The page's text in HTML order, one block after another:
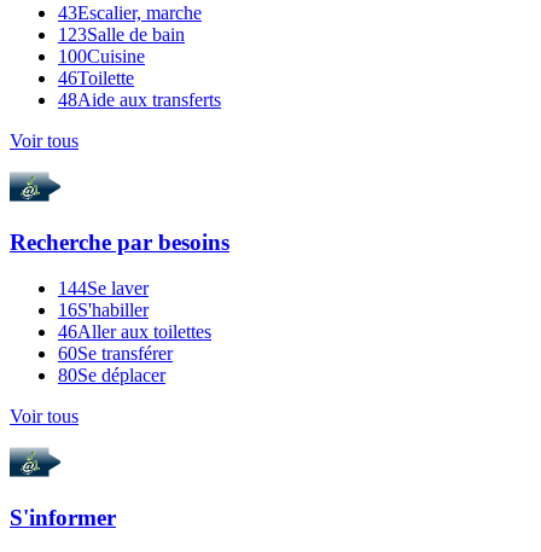
43Escalier, marche
123Salle de bain
100Cuisine
46Toilette
48Aide aux transferts
Voir tous
Recherche par besoins
144Se laver
16S'habiller
46Aller aux toilettes
60Se transférer
80Se déplacer
Voir tous
S'informer